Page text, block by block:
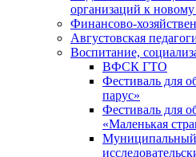
организаций к
Финансово-
Августовская
Воспитание,
ВФСК ГТО
Фестиваль для
парус»
Фестиваль для
«Маленькая